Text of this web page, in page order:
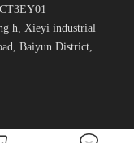
h, Xieyi industrial
Baiyun District,